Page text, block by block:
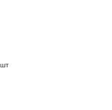
шт